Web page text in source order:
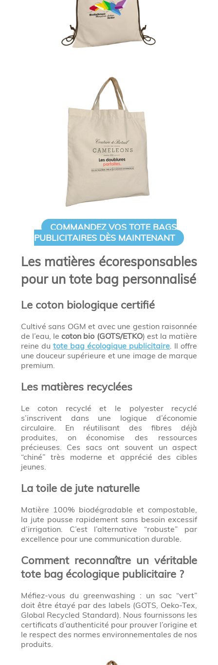
COMMANDEZ VOS TOTE BAGS
PUBLICITAIRES DÈS MAINTENANT
Les matières écoresponsables
pour un tote bag personnalisé
Le coton biologique certifié
Cultivé sans OGM et avec une gestion raisonnée
de l’eau, lecoton bio (GOTS/ETKO) est la matière
reine du tote bag écologique publicitaire . Il offre
une douceur supérieure et une image de marque
premium.
Les matières recyclées
Le coton recyclé et le polyester recyclé
s’inscrivent dans une logique d’économie
circulaire. En réutilisant des fibres déjà
produites, on économise des ressources
précieuses. Ces sacs ont souvent un aspect
“chiné” très moderne et apprécié des cibles
jeunes.
La toile de jute naturelle
Matière 100% biodégradable et compostable,
la jute pousse rapidement sans besoin excessif
d’irrigation. C’est l’alternative “robuste” par
excellence pour une communication durable.
Comment reconnaître un véritable
tote bag écologique publicitaire ?
Méfiez-vous du greenwashing : un sac “vert”
doit être étayé par des labels (GOTS, Oeko-Tex,
Global Recycled Standard). Nous fournissons les
certificats d’authenticité pour prouver l’origine et
le respect des normes environnementales de nos
produits.